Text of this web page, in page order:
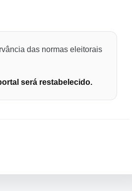
das normas eleitorais
será restabelecido.